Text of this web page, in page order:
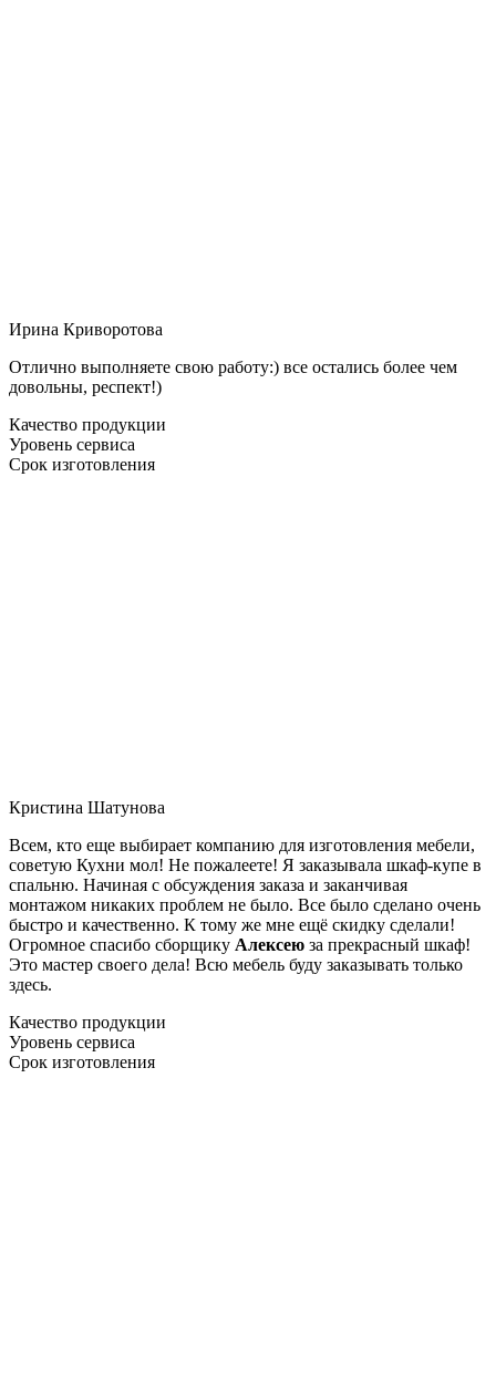
Ирина Криворотова
Отлично выполняете свою работу:) все остались более чем
довольны, респект!)
Качество продукции
Уровень сервиса
Срок изготовления
Кристина Шатунова
Всем, кто еще выбирает компанию для изготовления мебели,
советую Кухни мол! Не пожалеете! Я заказывала шкаф-купе в
спальню. Начиная с обсуждения заказа и заканчивая
монтажом никаких проблем не было. Все было сделано очень
быстро и качественно. К тому же мне ещё скидку сделали!
Огромное спасибо сборщику Алексею за прекрасный шкаф!
Это мастер своего дела! Всю мебель буду заказывать только
здесь.
Качество продукции
Уровень сервиса
Срок изготовления